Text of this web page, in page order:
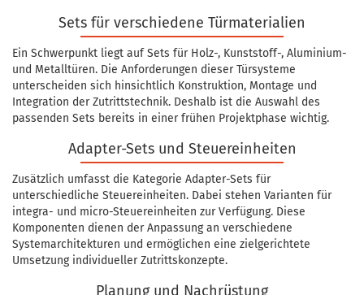
Sets für verschiedene Türmaterialien
Ein Schwerpunkt liegt auf Sets für Holz-, Kunststoff-, Aluminium-
und Metalltüren. Die Anforderungen dieser Türsysteme
unterscheiden sich hinsichtlich Konstruktion, Montage und
Integration der Zutrittstechnik. Deshalb ist die Auswahl des
passenden Sets bereits in einer frühen Projektphase wichtig.
Adapter-Sets und Steuereinheiten
Zusätzlich umfasst die Kategorie Adapter-Sets für
unterschiedliche Steuereinheiten. Dabei stehen Varianten für
integra- und micro-Steuereinheiten zur Verfügung. Diese
Komponenten dienen der Anpassung an verschiedene
Systemarchitekturen und ermöglichen eine zielgerichtete
Umsetzung individueller Zutrittskonzepte.
Planung und Nachrüstung